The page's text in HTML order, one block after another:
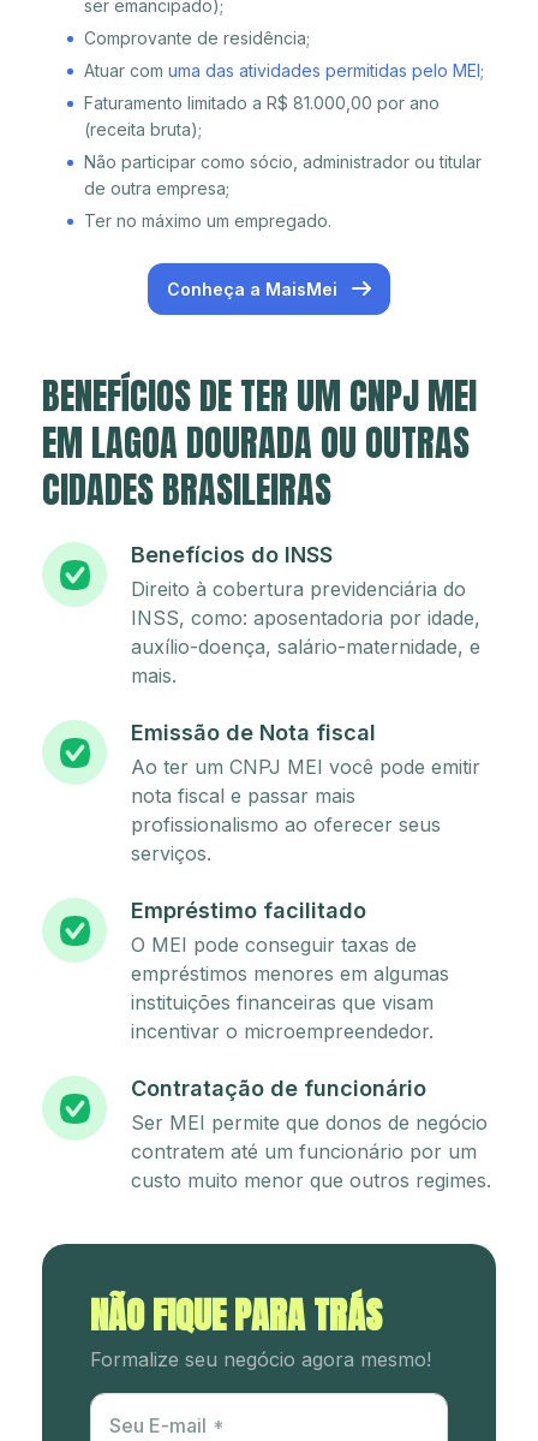
ser emancipado);
Comprovante de residência;
Atuar com uma das atividades permitidas pelo MEI;
Faturamento limitado a R$ 81.000,00 por ano
(receita bruta);
Não participar como sócio, administrador ou titular
de outra empresa;
Ter no máximo um empregado.
Conheça a MaisMei
BENEFÍCIOS DE TER UM CNPJ MEI
EM LAGOA DOURADA OU OUTRAS
CIDADES BRASILEIRAS
Benefícios do INSS
Direito à cobertura previdenciária do
INSS, como: aposentadoria por idade,
auxílio-doença, salário-maternidade, e
mais.
Emissão de Nota fiscal
Ao ter um CNPJ MEI você pode emitir
nota fiscal e passar mais
profissionalismo ao oferecer seus
serviços.
Empréstimo facilitado
O MEI pode conseguir taxas de
empréstimos menores em algumas
instituições financeiras que visam
incentivar o microempreendedor.
Contratação de funcionário
Ser MEI permite que donos de negócio
contratem até um funcionário por um
custo muito menor que outros regimes.
NÃO FIQUE PARA TRÁS
Formalize seu negócio agora mesmo!
Utm Content
Seu E-mail